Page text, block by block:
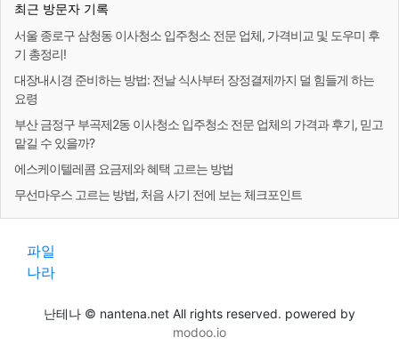
최근 방문자 기록
서울 종로구 삼청동 이사청소 입주청소 전문 업체, 가격비교 및 도우미 후
기 총정리!
대장내시경 준비하는 방법: 전날 식사부터 장정결제까지 덜 힘들게 하는
요령
부산 금정구 부곡제2동 이사청소 입주청소 전문 업체의 가격과 후기, 믿고
맡길 수 있을까?
에스케이텔레콤 요금제와 혜택 고르는 방법
무선마우스 고르는 방법, 처음 사기 전에 보는 체크포인트
파일
나라
난테나 © nantena.net All rights reserved. powered by
modoo.io